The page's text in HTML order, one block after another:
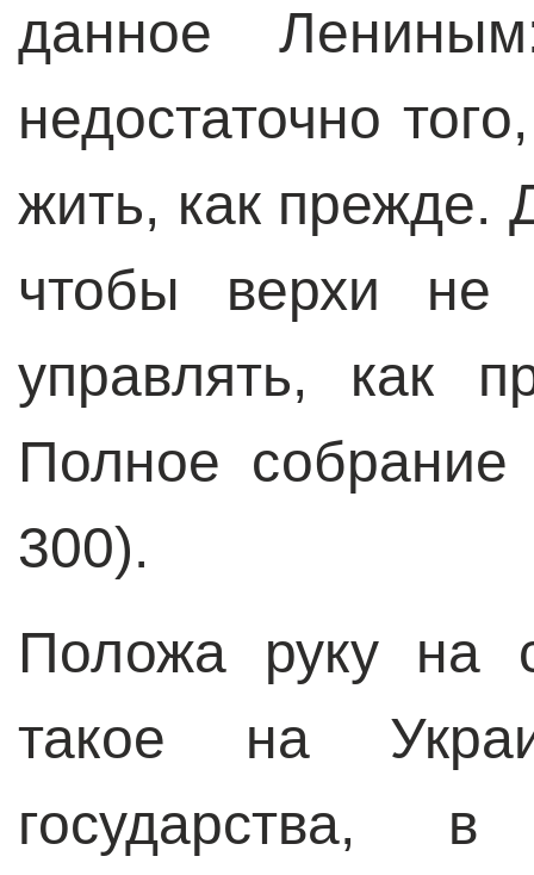
данное
недостаточно
жить, как прежде.
чтобы верхи не
управлять, как
Полное собрание
300).
Положа руку на
такое на
государства,